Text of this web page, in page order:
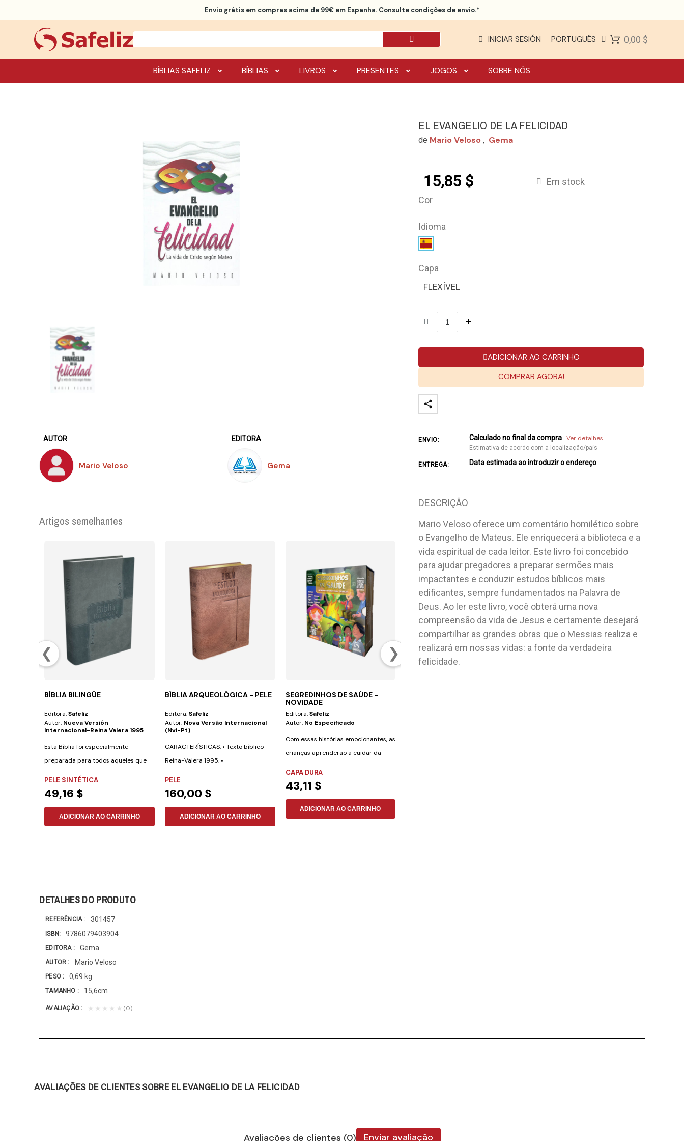
Envio grátisem compras acima de 99€ em Espanha. Consulte condições de envio.*
INICIAR SESIÓN PORTUGUÊS 0,00 $
BÍBLIAS SAFELIZ BÍBLIAS LIVROS PRESENTES JOGOS SOBRE NÓS
AUTOR
Mario Veloso
EDITORA
Gema
Artigos semelhantes
❮ ❯
BÍBLIA BILINGÜE
Editora:Safeliz
Autor: Nueva Versión
Internacional-Reina Valera 1995
Esta Bíblia foi especialmente
preparada para todos aqueles que
desejam aprender...
PELE SINTÉTICA
49,16 $
ADICIONAR AO CARRINHO
BÍBLIA ARQUEOLÓGICA - PELE
Editora:Safeliz
Autor: Nova Versão Internacional
(nvi-Pt)
CARACTERÍSTICAS: • Texto bíblico
Reina-Valera 1995. •
PELE
160,00 $
ADICIONAR AO CARRINHO
SEGREDINHOS DE SAÚDE -
NOVIDADE
Editora:Safeliz
Autor: No Especificado
Com essas histórias emocionantes, as
crianças aprenderão a cuidar da
CAPA DURA
43,11 $
ADICIONAR AO CARRINHO
EL EVANGELIO DE LA FELICIDAD
de Mario Veloso , Gema
15,85 $
Em stock
Cor
Idioma
Capa
FLEXÍVEL
ADICIONAR AO CARRINHO
COMPRAR AGORA!
ENVIO: Calculado no final da compra Ver detalhes
Estimativa de acordo com a localização/país
ENTREGA: Data estimada ao introduzir o endereço
DESCRIÇÃO
Mario Veloso oferece um comentário homilético sobre
o Evangelho de Mateus. Ele enriquecerá a biblioteca e a
vida espiritual de cada leitor. Este livro foi concebido
para ajudar pregadores a preparar sermões mais
impactantes e conduzir estudos bíblicos mais
edificantes, sempre fundamentados na Palavra de
Deus. Ao ler este livro, você obterá uma nova
compreensão da vida de Jesus e certamente desejará
compartilhar as grandes obras que o Messias realiza e
realizará em nossas vidas: a fonte da verdadeira
felicidade.
DETALHES DO PRODUTO
REFERÊNCIA 301457
ISBN 9786079403904
EDITORA Gema
AUTOR Mario Veloso
PESO 0,69 kg
TAMANHO 15,6cm
AVALIAÇÃO ★★★★★ (0)
AVALIAÇÕES DE CLIENTES SOBRE EL EVANGELIO DE LA FELICIDAD
Avaliações de clientes (0) Enviar avaliação